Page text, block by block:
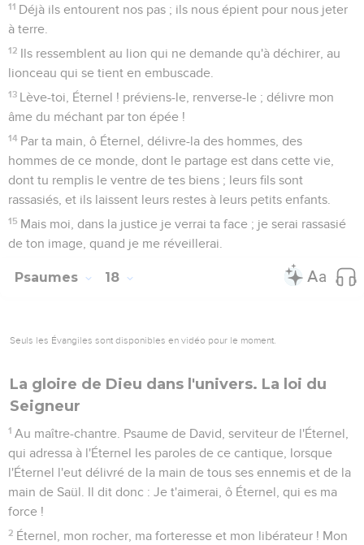
11 Déjà ils entourent nos pas ; ils nous épient pour nous jeter
à terre.
12 Ils ressemblent au lion qui ne demande qu'à déchirer, au
lionceau qui se tient en embuscade.
13 Lève-toi, Éternel ! préviens-le, renverse-le ; délivre mon
âme du méchant par ton épée !
14 Par ta main, ô Éternel, délivre-la des hommes, des
hommes de ce monde, dont le partage est dans cette vie,
dont tu remplis le ventre de tes biens ; leurs fils sont
rassasiés, et ils laissent leurs restes à leurs petits enfants.
15 Mais moi, dans la justice je verrai ta face ; je serai rassasié
de ton image, quand je me réveillerai.
Psaumes 18
Seuls les Évangiles sont disponibles en vidéo pour le moment.
La gloire de Dieu dans l'univers. La loi du
Seigneur
1 Au maître-chantre. Psaume de David, serviteur de l'Éternel,
qui adressa à l'Éternel les paroles de ce cantique, lorsque
l'Éternel l'eut délivré de la main de tous ses ennemis et de la
main de Saül. Il dit donc : Je t'aimerai, ô Éternel, qui es ma
force !
2 Éternel, mon rocher, ma forteresse et mon libérateur ! Mon